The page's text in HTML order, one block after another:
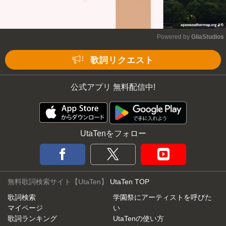
Powered by GliaStudios
歌詞リクエスト
公式アプリ 無料配信中!
UtaTenをフォロー
無料歌詞検索サイト【UtaTen】 UtaTen TOP
歌詞検索
マイページ
歌詞ランキング
学園祭にアーティストを呼びた
い
UtaTenの使い方